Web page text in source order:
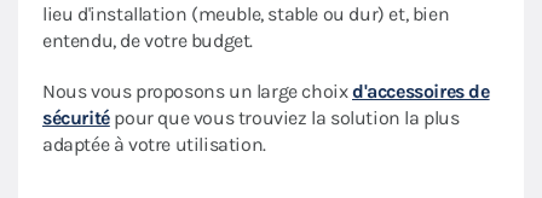
lieu d'installation (meuble, stable ou dur) et, bien
entendu, de votre budget.
Nous vous proposons un large choixd'accessoires de
sécuritépour que vous trouviez la solution la plus
adaptée à votre utilisation.